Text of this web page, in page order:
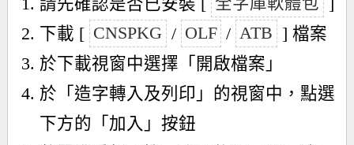
下載 [ CNSPKG / OLF / ATB ] 檔案
於下載視窗中選擇「開啟檔案」
於「造字轉入及列印」的視窗中，點選
下方的「加入」按鈕